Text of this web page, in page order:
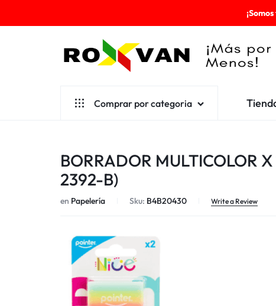
¡MÁS
MENOS!
Comprar por categoria
Cafetería
Escolares
Desechables
Herramientas
Otros
BORRADOR MULTICOLOR
2392-B)
en Papelería Sku: B4B20430 Write a Review